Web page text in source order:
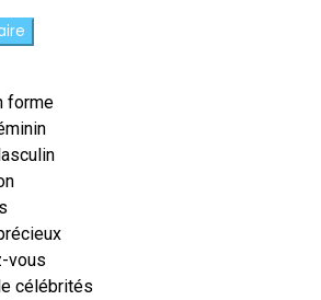
forme
vous
célébrités